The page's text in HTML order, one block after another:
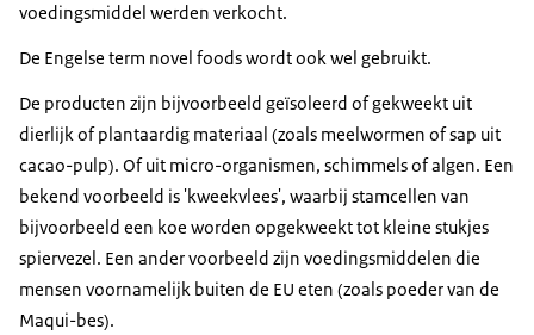
voedingsmiddel werden verkocht.
De Engelse term novel foods wordt ook wel gebruikt.
De producten zijn bijvoorbeeld geïsoleerd of gekweekt uit
dierlijk of plantaardig materiaal (zoals meelwormen of sap uit
cacao-pulp). Of uit micro-organismen, schimmels of algen. Een
bekend voorbeeld is 'kweekvlees', waarbij stamcellen van
bijvoorbeeld een koe worden opgekweekt tot kleine stukjes
spiervezel. Een ander voorbeeld zijn voedingsmiddelen die
mensen voornamelijk buiten de EU eten (zoals poeder van de
Maqui-bes).